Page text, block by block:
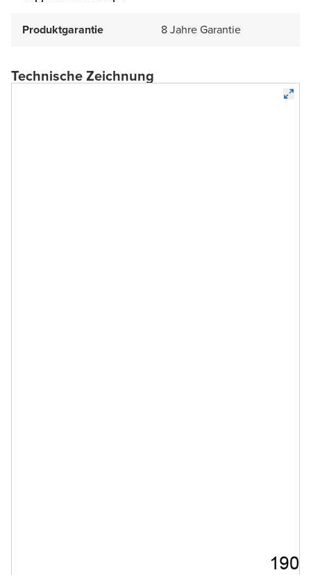
Produktgarantie 8 Jahre Garantie
Technische Zeichnung